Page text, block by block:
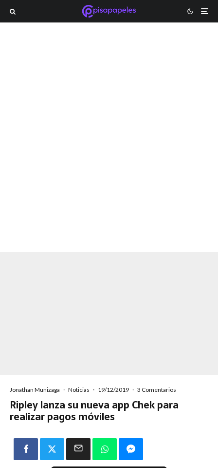
Jonathan Munizaga · Noticias · 19/12/2019 · 3 Comentarios
Ripley lanza su nueva app Chek para
realizar pagos móviles